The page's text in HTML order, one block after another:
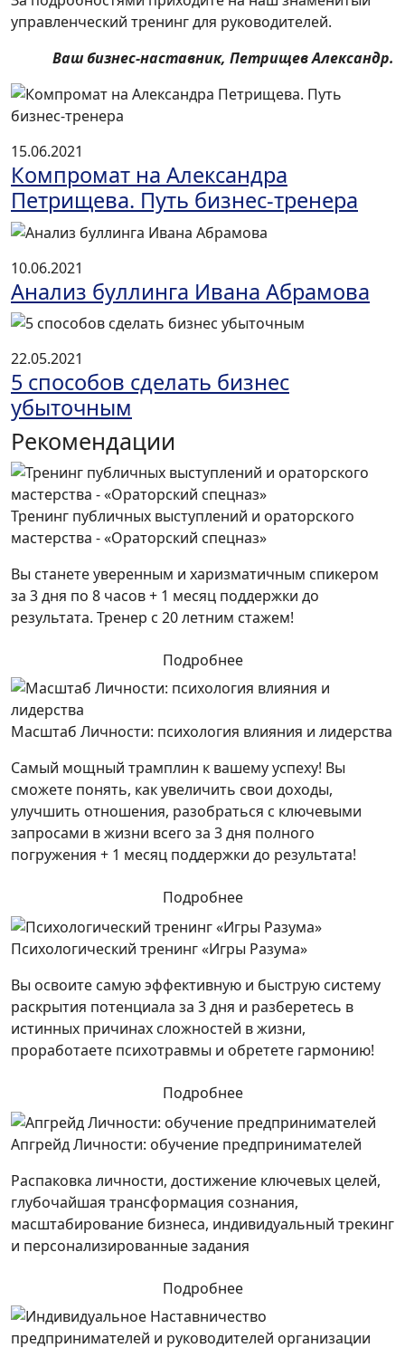
управленческий тренинг для руководителей.
Ваш бизнес-наставник, Петрищев Александр.
15.06.2021
Компромат на Александра
Петрищева. Путь бизнес-тренера
10.06.2021
Анализ буллинга Ивана Абрамова
22.05.2021
5 способов сделать бизнес
убыточным
Рекомендации
Тренинг публичных выступлений и ораторского
мастерства - «Ораторский спецназ»
Вы станете уверенным и харизматичным спикером
за 3 дня по 8 часов + 1 месяц поддержки до
результата. Тренер с 20 летним стажем!
Подробнее
Масштаб Личности: психология влияния и лидерства
Самый мощный трамплин к вашему успеху! Вы
сможете понять, как увеличить свои доходы,
улучшить отношения, разобраться с ключевыми
запросами в жизни всего за 3 дня полного
погружения + 1 месяц поддержки до результата!
Подробнее
Психологический тренинг «Игры Разума»
Вы освоите самую эффективную и быструю систему
раскрытия потенциала за 3 дня и разберетесь в
истинных причинах сложностей в жизни,
проработаете психотравмы и обретете гармонию!
Подробнее
Апгрейд Личности: обучение предпринимателей
Распаковка личности, достижение ключевых целей,
глубочайшая трансформация сознания,
масштабирование бизнеса, индивидуальный трекинг
и персонализированные задания
Подробнее